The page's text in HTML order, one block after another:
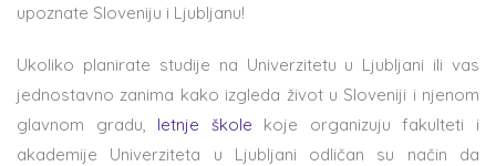
upoznate Sloveniju i Ljubljanu!
Ukoliko planirate studije na Univerzitetu u Ljubljani ili vas
jednostavno zanima kako izgleda život u Sloveniji i njenom
glavnom gradu, letnje škole koje organizuju fakulteti i
akademije Univerziteta u Ljubljani odličan su način da